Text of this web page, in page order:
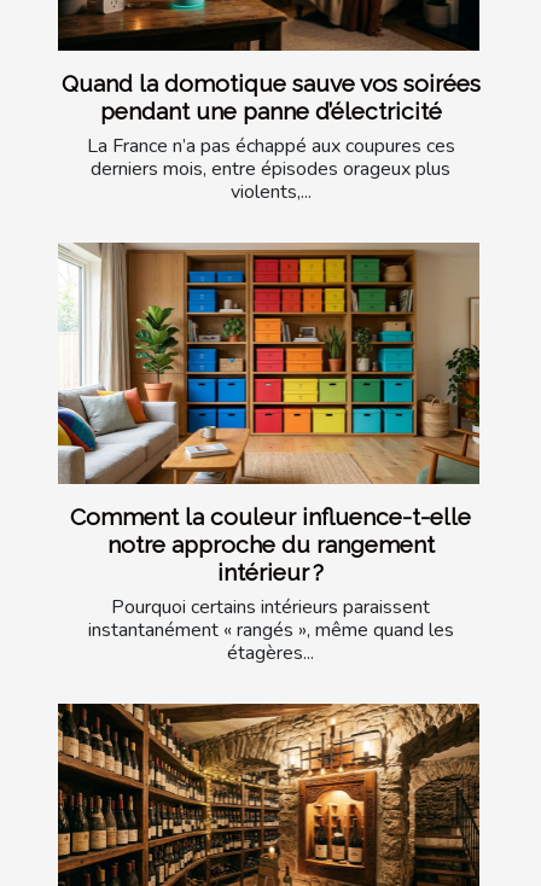
Quand la domotique sauve vos soirées
pendant une panne d’électricité
La France n’a pas échappé aux coupures ces
derniers mois, entre épisodes orageux plus
violents,...
Comment la couleur influence-t-elle
notre approche du rangement
intérieur ?
Pourquoi certains intérieurs paraissent
instantanément « rangés », même quand les
étagères...